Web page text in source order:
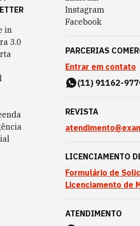
in
3.0
Instagram
Facebook
PARCERIAS
Entrar em contato
(11) 91162-
REVISTA
LICENCIAMENTO
Formulário de
Licenciamento de
ATENDIMENTO